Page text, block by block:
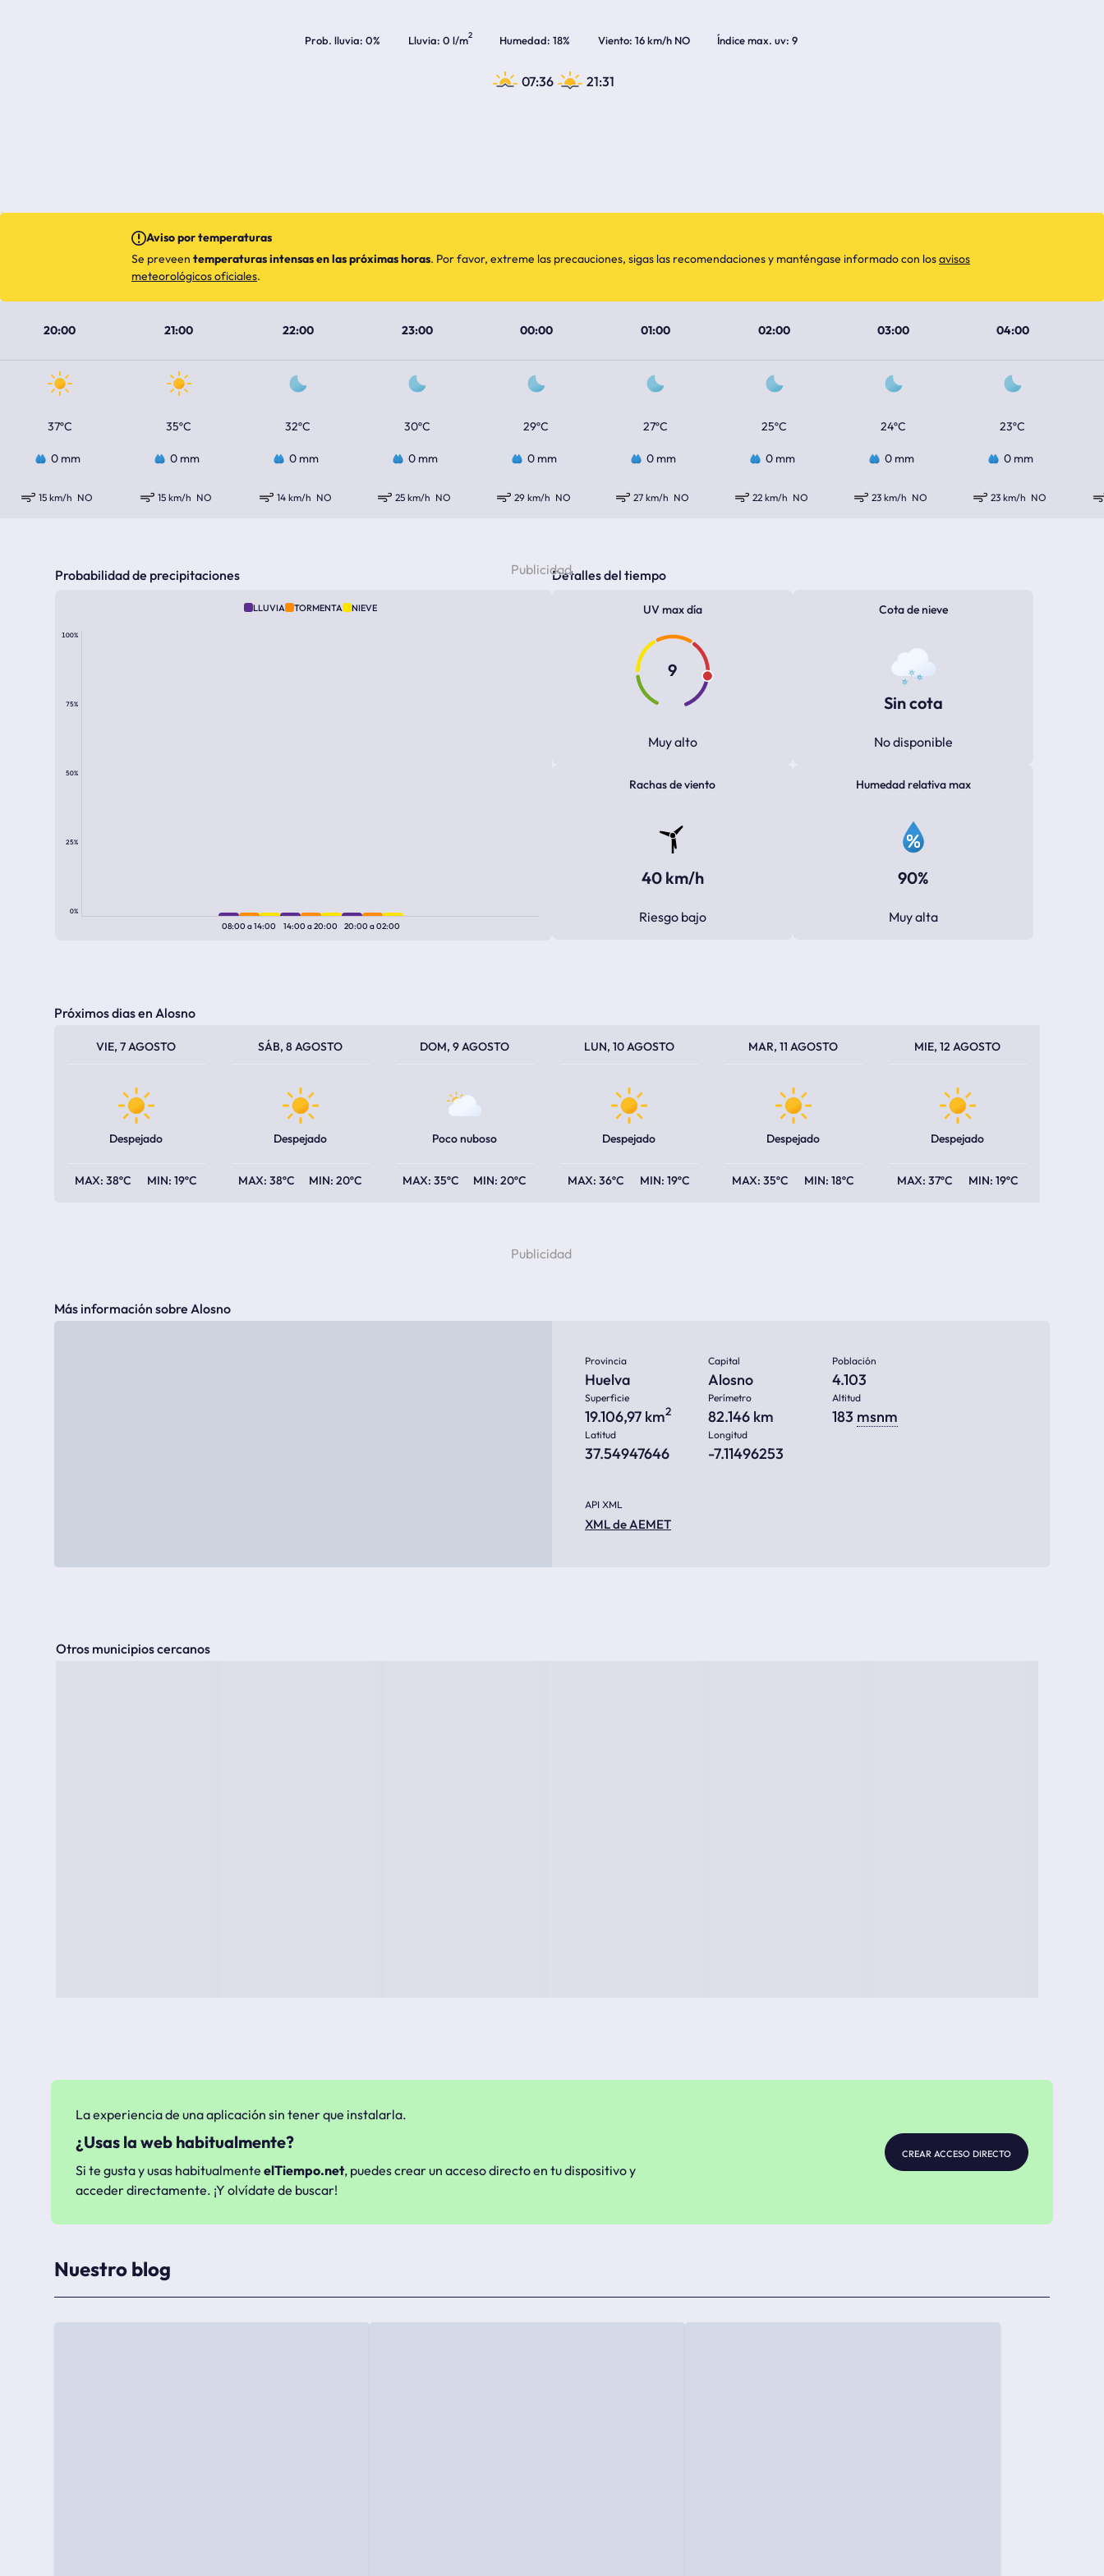
Prob. lluvia 0% Lluvia 0 l/m2 Humedad 18% Viento 16 km/h NO Índice max. uv 9
07:36 21:31
20:00 21:00 22:00 23:00 00:00 01:00 02:00 03:00 04:00
37ºC 35ºC 32ºC 30ºC 29ºC 27ºC 25ºC 24ºC 23ºC
0 mm 0 mm 0 mm 0 mm 0 mm 0 mm 0 mm 0 mm 0 mm
15 km/h NO 15 km/h NO 14 km/h NO 25 km/h NO 29 km/h NO 27 km/h NO 22 km/h NO 23 km/h NO 23 km/h NO
Aviso por temperaturas
Se preveen temperaturas intensas en las próximas horas. Por favor, extreme las precauciones, sigas las recomendaciones y manténgase informado con losavisos
meteorológicos oficiales.
Probabilidad de precipitaciones
LLUVIA TORMENTA NIEVE
100%
75%
50%
25%
0%
08:00a14:00 14:00a20:00 20:00a02:00
Detalles del tiempo
UV max día
9
Muy alto
Cota de nieve
Sin cota
No disponible
Rachas de viento
40 km/h
Riesgo bajo
Humedad relativa max
90%
Muy alta
Próximos dias en Alosno
VIE, 7 AGOSTO
Despejado
38ºC 19ºC
SÁB, 8 AGOSTO
Despejado
38ºC 20ºC
DOM, 9 AGOSTO
Poco nuboso
35ºC 20ºC
LUN, 10 AGOSTO
Despejado
36ºC 19ºC
MAR, 11 AGOSTO
Despejado
35ºC 18ºC
MIE, 12 AGOSTO
Despejado
37ºC 19ºC
Más información sobre Alosno
Provincia
Huelva
Capital
Alosno
Población
4.103
Superficie
19.106,97 km2
Perímetro
82.146 km
Altitud
183 msnm
Latitud
37.54947646
Longitud
-7.11496253
API XML
XML de AEMET
Otros municipios cercanos
La experiencia de una aplicación sin tener que instalarla.
¿Usas la web habitualmente?
Si te gusta y usas habitualmente elTiempo.net, puedes crear un acceso directo en tu dispositivo y
acceder directamente. ¡Y olvídate de buscar!
crear acceso directo
Nuestro blog